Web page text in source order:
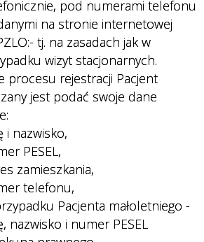
pod numerami telefonu
na stronie internetowej
tj. na zasadach jak w
wizyt stacjonarnych.
procesu rejestracji Pacjent
jest podać swoje dane
i nazwisko,
PESEL,
zamieszkania,
telefonu,
Pacjenta małoletniego -
nazwisko i numer PESEL